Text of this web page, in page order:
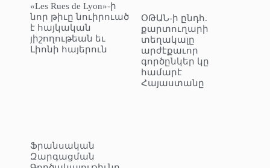
«Les Rues de Lyon»-ի
նոր թիւը նուիրուած
է հայկական
յիշողութեան եւ
Լիոնի հայերուն
Ֆրանսական
Զարգացման
ՕԹԱՆ-ի ընդհ.
քարտուղարի
տեղակալը
արժէքաւոր
գործընկեր կը
համարէ
Հայաստանը